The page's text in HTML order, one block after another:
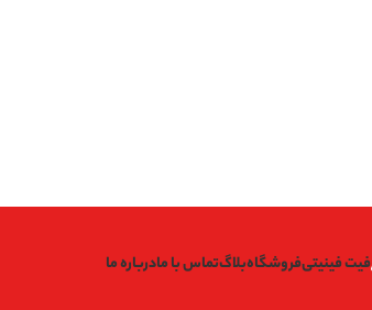
فیت فینیتیفروشگاهبلاگتماس با مادرباره ما